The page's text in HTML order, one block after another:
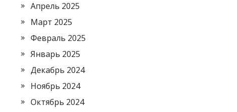
Апрель 2025
Март 2025
Февраль 2025
Январь 2025
Декабрь 2024
Ноябрь 2024
Октябрь 2024